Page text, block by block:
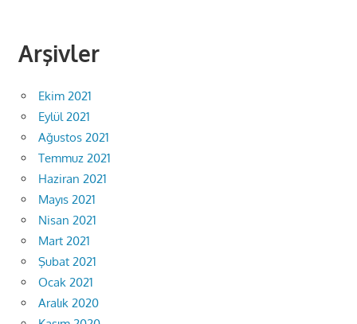
Arşivler
Ekim 2021
Eylül 2021
Ağustos 2021
Temmuz 2021
Haziran 2021
Mayıs 2021
Nisan 2021
Mart 2021
Şubat 2021
Ocak 2021
Aralık 2020